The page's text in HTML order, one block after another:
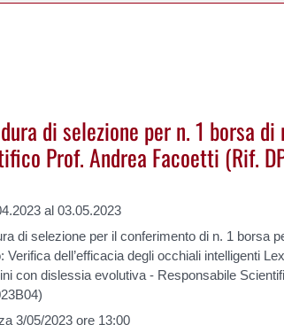
di selezione per n. 1 borsa
Prof. Andrea Facoetti (Rif.
al 03.05.2023
di selezione per il conferimento di n. 1 borsa
Verifica dell’efficacia degli occhiali intelligenti
con dislessia evolutiva - Responsabile
3/05/2023 ore 13:00